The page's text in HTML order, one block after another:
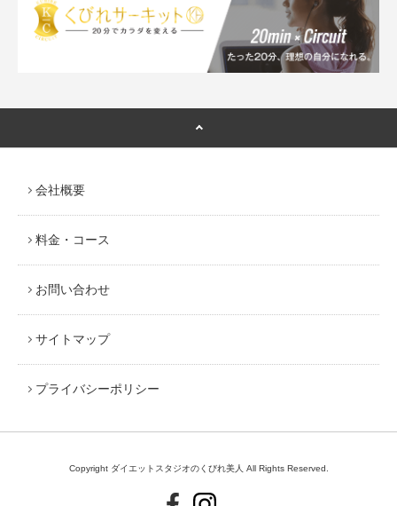
会社概要
料金・コース
お問い合わせ
サイトマップ
プライバシーポリシー
Copyright ダイエットスタジオのくびれ美人 All Rights Reserved.